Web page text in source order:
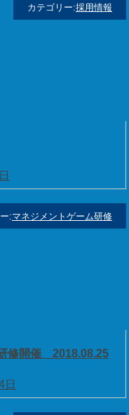
カテゴリー:採用情報
:マネジメントゲーム研修
修開催 2018.08.25
日